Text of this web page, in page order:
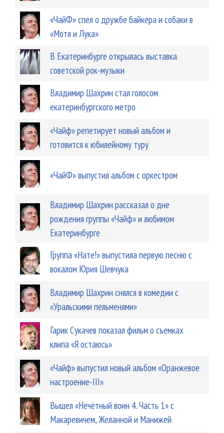
«ЧайФ» спел о дружбе байкера и собаки в
«Мотя и Лука»
В Екатеринбурге открылась выставка
советской рок-музыки
Владимир Шахрин стал голосом
екатеринбургского метро
«Чайф» репетирует новый альбом и
готовится к юбилейному туру
«ЧайФ» выпустил альбом с оркестром
Владимир Шахрин рассказал о дне
рождения группы «Чайф» и любимом
Екатеринбурге
Группа «Нате!» выпустила первую песню с
вокалом Юрия Шевчука
Владимир Шахрин снялся в комедии с
«Уральскими пельменями»
Гарик Сукачев показал фильм о съемках
клипа «Я остаюсь»
«Чайф» выпустил новый альбом «Оранжевое
настроение-III»
Вышел «Нечётный воин 4. Часть 1» с
Макаревичем, Желанной и Манижей